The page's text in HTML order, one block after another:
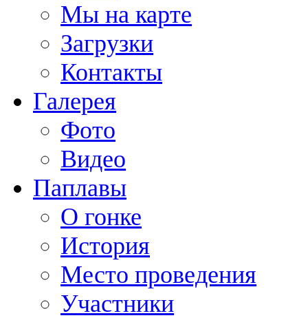
Мы на карте
Загрузки
Контакты
Галерея
Фото
Видео
Паплавы
О гонке
История
Место проведения
Участники